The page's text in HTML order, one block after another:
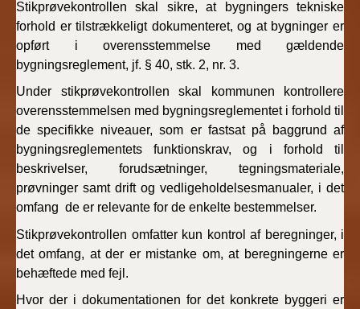
Stikprøvekontrollen skal sikre, at bygningers tekniske
forhold er tilstrækkeligt dokumenteret, og at bygninger er
opført i overensstemmelse med gældende
bygningsreglement, jf. § 40, stk. 2, nr. 3.
Under stikprøvekontrollen skal kommunen kontrollere
overensstemmelsen med bygningsreglementet i forhold til
de specifikke niveauer, som er fastsat på baggrund af
bygningsreglementets funktionskrav, og i forhold til
beskrivelser, forudsætninger, tegningsmateriale,
prøvninger samt drift og vedligeholdelsesmanualer, i det
omfang de er relevante for de enkelte bestemmelser.
Stikprøvekontrollen omfatter kun kontrol af beregninger, i
det omfang, at der er mistanke om, at beregningerne er
behæftede med fejl.
Hvor der i dokumentationen for det konkrete byggeri er